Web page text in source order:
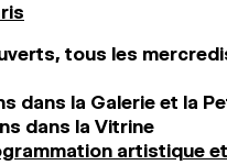
tous les
dans la Galerie et la
dans la Vitrine
artistique